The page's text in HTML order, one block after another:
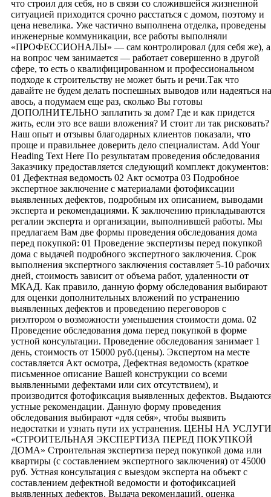
что строил для себя, но в связи со сложившейся жизненной
ситуацией приходится срочно расстаться с домом, поэтому и
цена невелика. Уже частично выполнена отделка, проведены
инженерные коммуникации, все работы выполняли
«ПРОФЕССИОНАЛЫ» — сам контролировал (для себя же), а
на вопрос чем занимается — работает совершенно в другой
сфере, то есть о квалифицированном и профессиональном
подходе к строительству не может быть и речи.Так что
давайте не будем делать поспешных выводов или надеяться на
авось, а подумаем еще раз, сколько Вы готовы
ДОПОЛНИТЕЛЬНО заплатить за дом? Где и как придется
жить, если это все ваши вложения? И стоит ли так рисковать?
Наш опыт и отзывы благодарных клиентов показали, что
проще и правильнее доверить дело специалистам. Add Your
Heading Text Here По результатам проведения обследования
Заказчику предоставляется следующий комплект документов:
01 Дефектная ведомость 02 Акт осмотра 03 Подробное
экспертное заключение с материалами фотофиксации
выявленных дефектов, подробным их описанием, выводами
эксперта и рекомендациями. К заключению прикладываются
регалии эксперта и организации, выполнившей работы. Мы
предлагаем Вам две формы проведения обследования дома
перед покупкой: 01 Проведение экспертизы перед покупкой
дома с выдачей подробного экспертного заключения. Срок
выполнения экспертного заключения составляет 5-10 рабочих
дней, стоимость зависит от объема работ, удаленности от
МКАД. Как правило, данную форму обследования выбирают
для оценки дополнительных вложений по устранению
выявленных дефектов и проведению переговоров с
риэлтором о возможности уменьшения стоимости дома. 02
Проведение обследования дома перед покупкой в форме
устной консультации. Проведение обследования занимает 1
день, стоимость от 15000 руб.(цены). Экспертом на месте
составляется Акт осмотра, Дефектная ведомость (краткое
письменное описание Вашей конструкции со всеми
выявленными дефектами или сих отсутствием), и
производится фотофиксация выявленных дефектов.
устные рекомендации. Данную форму проведения
обследования выбирают «для себя», чтобы выявить
недостатки и узнать пути их устранения. ЦЕНЫ НА УСЛУГИ
«СТРОИТЕЛЬНАЯ ЭКСПЕРТИЗА ПЕРЕД ПОКУПКОЙ
ДОМА» Строительная экспертиза перед покупкой дома или
квартиры (с составлением экспертного заключения) от 45000
руб. Устная консультация с выездом эксперта на объект с
составлением дефектной ведомости и фотофиксацией
выявленных дефектов. Выдача рекомендаций, оценка